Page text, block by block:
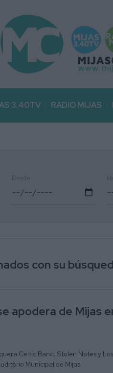
3.40TV RADIO MIJAS
con su
apodera de Mijas
Celtic Band, Stolen Notes y
Municipal de Mijas